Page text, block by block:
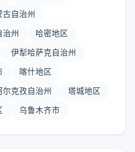
古自治州
治州 哈密地区
伊犁哈萨克自治州
喀什地区
尔克孜自治州 塔城地区
乌鲁木齐市